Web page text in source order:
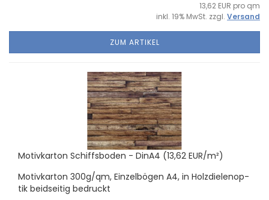
13,62 EUR pro qm
inkl. 19% MwSt. zzgl. Versand
ZUM ARTIKEL
Mo­tiv­kar­ton Schiffs­bo­den - DinA4 (13,62 EUR/m²)
Mo­tiv­kar­ton 300g/qm, Ein­zel­bö­gen A4, in Holz­die­len­op­
tik beid­sei­tig be­druckt